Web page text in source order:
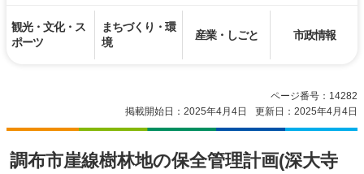
観光・文化・ス
ポーツ
まちづくり・環
境
産業・しごと 市政情報
ページ番号：14282
掲載開始日：2025年4月4日
更新日：2025年4月4日
調布市崖線樹林地の保全管理計画(深大寺